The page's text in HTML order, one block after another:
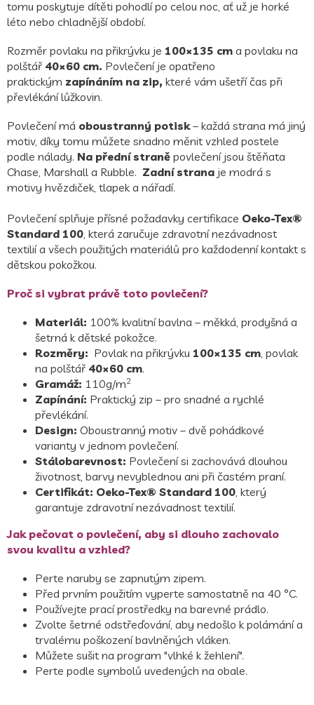
tomu poskytuje dítěti pohodlí po celou noc, ať už je horké
léto nebo chladnější období.
Rozměr povlaku na přikrývku je 100×135 cm a povlaku na
polštář 40×60 cm. Povlečení je opatřeno
praktickým zapínáním na zip, které vám ušetří čas při
převlékání lůžkovin.
Povlečení má oboustranný potisk– každá strana má jiný
motiv, díky tomu můžete snadno měnit vzhled postele
podle nálady. Na přední straně povlečení jsou štěňata
Chase, Marshall a Rubble. Zadní strana je modrá s
motivy hvězdiček, tlapek a nářadí.
Povlečení splňuje přísné požadavky certifikace Oeko-Tex®
Standard 100, která zaručuje zdravotní nezávadnost
textilií a všech použitých materiálů pro každodenní kontakt s
dětskou pokožkou.
Proč si vybrat právě toto povlečení?
Materiál: 100% kvalitní bavlna – měkká, prodyšná a
šetrná k dětské pokožce.
Rozměry: Povlak na přikrývku 100×135 cm, povlak
na polštář 40×60 cm.
Gramáž: 110g/m2
Zapínání: Praktický zip – pro snadné a rychlé
převlékání.
Design: Oboustranný motiv – dvě pohádkové
varianty v jednom povlečení.
Stálobarevnost: Povlečení si zachovává dlouhou
životnost, barvy nevyblednou ani při častém praní.
Certifikát: Oeko-Tex® Standard 100, který
garantuje zdravotní nezávadnost textilií.
Jak pečovat o povlečení, aby si dlouho zachovalo
svou kvalitu a vzhled?
Perte naruby se zapnutým zipem.
Před prvním použitím vyperte samostatně na 40 °C.
Používejte prací prostředky na barevné prádlo.
Zvolte šetrné odstřeďování, aby nedošlo k polámání a
trvalému poškození bavlněných vláken.
Můžete sušit na program "vlhké k žehlení".
Perte podle symbolů uvedených na obale.